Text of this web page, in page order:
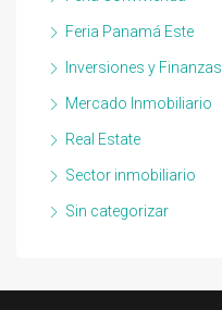
Feria Panamá Este
Inversiones y Finanzas
Mercado Inmobiliario
Real Estate
Sector inmobiliario
Sin categorizar